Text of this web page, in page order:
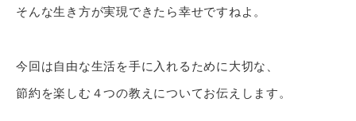
そんな生き方が実現できたら幸せですねよ。
今回は自由な生活を手に入れるために大切な、
節約を楽しむ４つの教えについてお伝えします。